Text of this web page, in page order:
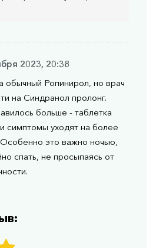
2023, 20:38
обычный Ропинирол, но врач
на Синдранол пролонг.
больше - таблетка
симптомы уходят на более
это важно ночью,
спать, не просыпаясь от